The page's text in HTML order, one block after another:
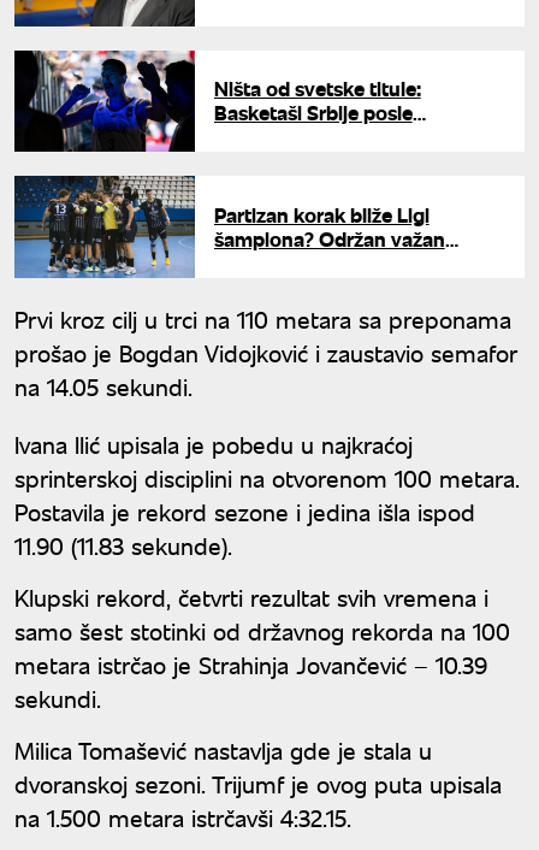
Ništa od svetske titule:
Basketaši Srbije posle
Partizan korak bliže Ligi
šampiona? Održan važan
Prvi kroz cilj u trci na 110 metara sa preponama
prošao je Bogdan Vidojković i zaustavio semafor
na 14.05 sekundi.
Ivana Ilić upisala je pobedu u najkraćoj
sprinterskoj disciplini na otvorenom 100 metara.
Postavila je rekord sezone i jedina išla ispod
11.90 (11.83 sekunde).
Klupski rekord, četvrti rezultat svih vremena i
samo šest stotinki od državnog rekorda na 100
metara istrčao je Strahinja Jovančević – 10.39
sekundi.
Milica Tomašević nastavlja gde je stala u
dvoranskoj sezoni. Trijumf je ovog puta upisala
na 1.500 metara istrčavši 4:32.15.